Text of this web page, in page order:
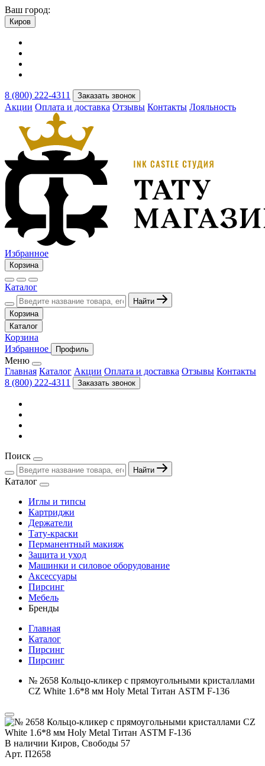
Ваш город:
Киров
8 (800) 222-4311 Заказать звонок
Акции Оплата и доставка Отзывы Контакты Лояльность
Избранное
Корзина
Каталог
Найти
Корзина
Каталог
Корзина
Избранное
Профиль
Меню
Главная Каталог Акции Оплата и доставка Отзывы Контакты
8 (800) 222-4311
Заказать звонок
Поиск
Найти
Каталог
Иглы и типсы
Картриджи
Держатели
Тату-краски
Перманентный макияж
Защита и уход
Машинки и силовое оборудование
Аксессуары
Пирсинг
Мебель
Бренды
Главная
Каталог
Пирсинг
Пирсинг
№ 2658 Кольцо-кликер с прямоугольными кристаллами
CZ White 1.6*8 мм Holy Metal Титан ASTM F-136
В наличии Киров, Свободы 57
Арт. П2658